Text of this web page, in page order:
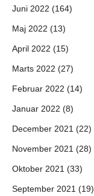
Juni 2022 (164)
Maj 2022 (13)
April 2022 (15)
Marts 2022 (27)
Februar 2022 (14)
Januar 2022 (8)
December 2021 (22)
November 2021 (28)
Oktober 2021 (33)
September 2021 (19)